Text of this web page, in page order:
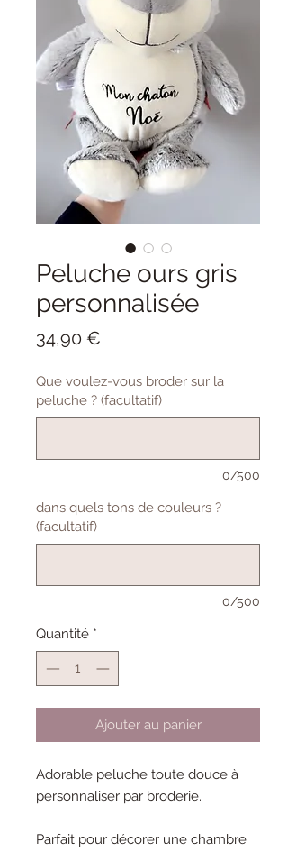
Peluche ours gris
personnalisée
34,90 €
Que voulez-vous broder sur la
peluche ? (facultatif)
0/500
dans quels tons de couleurs ?
(facultatif)
0/500
Quantité *
Ajouter au panier
Adorable peluche toute douce à
personnaliser par broderie.
Parfait pour décorer une chambre